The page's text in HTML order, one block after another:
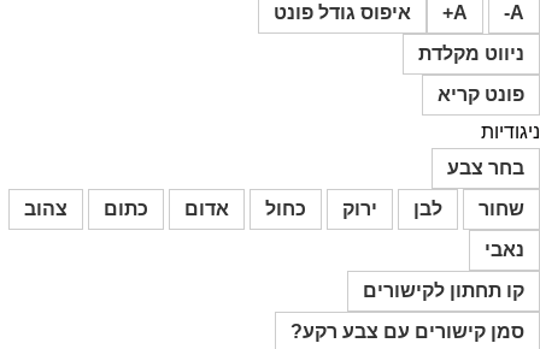
A-
A+
איפוס גודל פונט
ניווט מקלדת
פונט קריא
ניגודיות
בחר צבע
שחור
לבן ירוק כחול אדום כתום
צהוב
נאבי
קו תחתון לקישורים
סמן קישורים עם צבע רקע?